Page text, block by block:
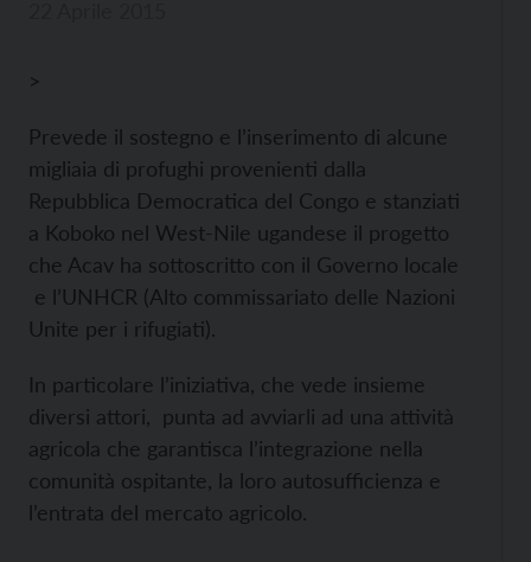
>
Prevede il sostegno e l’inserimento di alcune
migliaia di profughi provenienti dalla
Repubblica Democratica del Congo e stanziati
a Koboko nel West-Nile ugandese il progetto
che Acav ha sottoscritto con il Governo locale
e l’UNHCR (Alto commissariato delle Nazioni
Unite per i rifugiati).
In particolare l’iniziativa, che vede insieme
diversi attori, punta ad avviarli ad una attività
agricola che garantisca l’integrazione nella
comunità ospitante, la loro autosufficienza e
l’entrata del mercato agricolo.